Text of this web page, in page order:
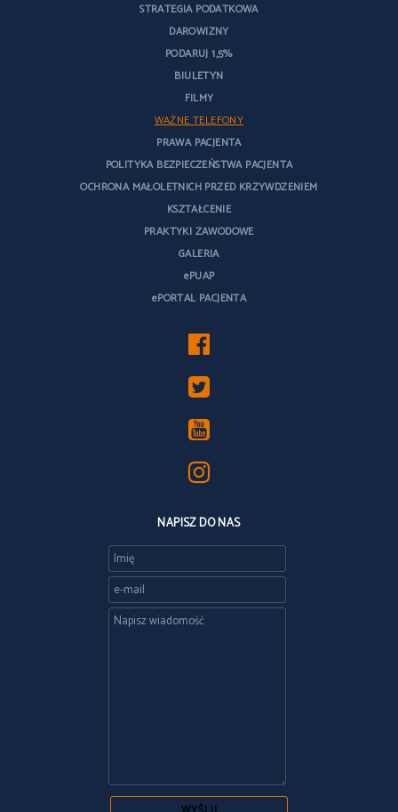
STRATEGIA PODATKOWA
DAROWIZNY
PODARUJ 1,5%
BIULETYN
FILMY
WAŻNE TELEFONY
PRAWA PACJENTA
POLITYKA BEZPIECZEŃSTWA PACJENTA
OCHRONA MAŁOLETNICH PRZED KRZYWDZENIEM
KSZTAŁCENIE
PRAKTYKI ZAWODOWE
GALERIA
ePUAP
ePORTAL PACJENTA
NAPISZ DO NAS